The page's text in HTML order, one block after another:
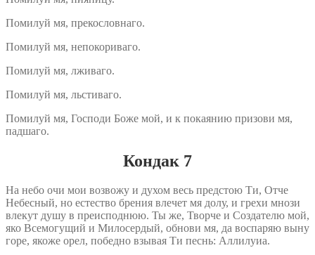
Помилуй мя, прекословнаго.
Помилуй мя, непокориваго.
Помилуй мя, лживаго.
Помилуй мя, льстиваго.
Помилуй мя, Господи Боже мой, и к покаянию призови мя,
падшаго.
Кондак 7
На небо очи мои возвожу и духом весь предстою Ти, Отче
Небесный, но естество брения влечет мя долу, и грехи мнози
влекут душу в преисподнюю. Ты же, Творче и Создателю мой,
яко Всемогущий и Милосердый, обнови мя, да воспаряю выну
горе, якоже орел, победно взывая Ти песнь: Аллилуиа.